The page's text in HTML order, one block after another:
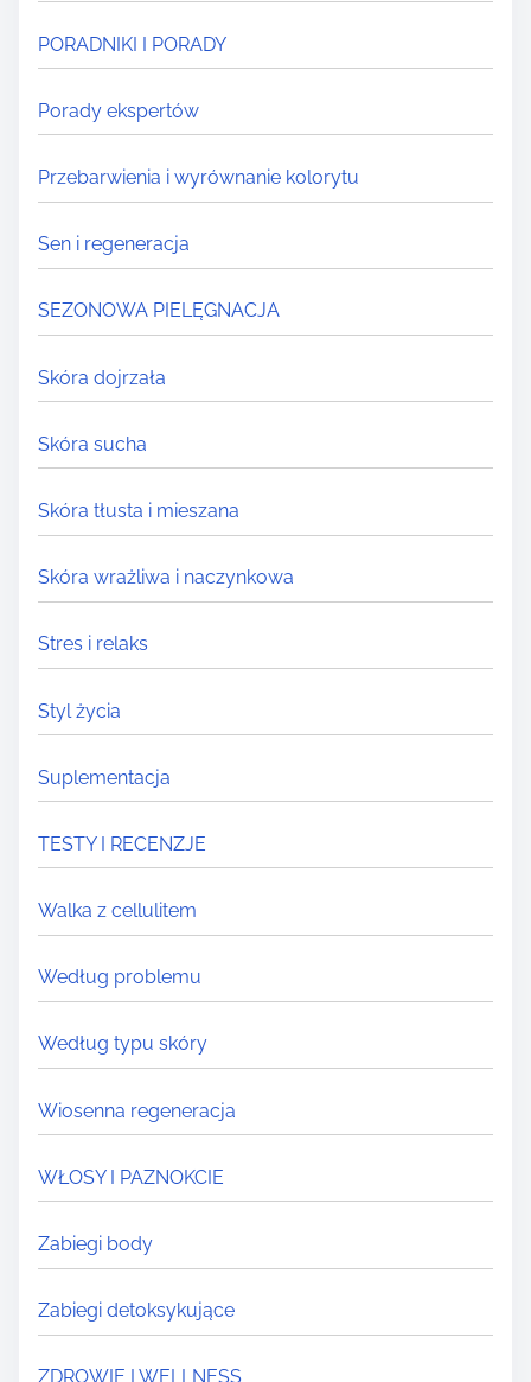
PORADNIKI I PORADY
Porady ekspertów
Przebarwienia i wyrównanie kolorytu
Sen i regeneracja
SEZONOWA PIELĘGNACJA
Skóra dojrzała
Skóra sucha
Skóra tłusta i mieszana
Skóra wrażliwa i naczynkowa
Stres i relaks
Styl życia
Suplementacja
TESTY I RECENZJE
Walka z cellulitem
Według problemu
Według typu skóry
Wiosenna regeneracja
WŁOSY I PAZNOKCIE
Zabiegi body
Zabiegi detoksykujące
ZDROWIE I WELLNESS